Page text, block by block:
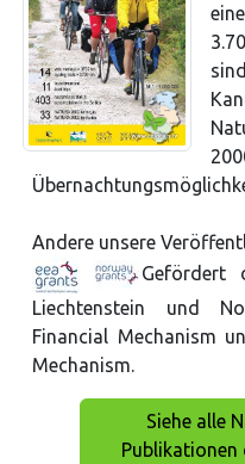
Andere unsere
Gefördert
Liechtenstein und
Financial Mechanism
Mechanism.
Siehe alle
Publikationen